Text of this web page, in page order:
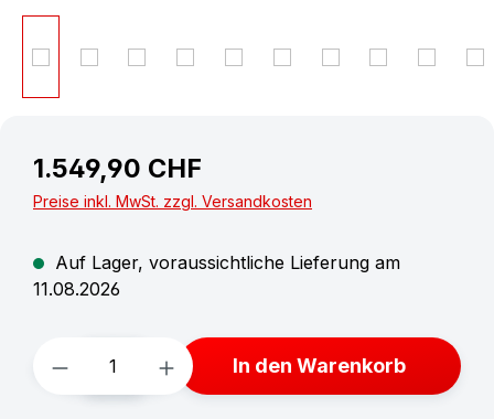
1.549,90 CHF
Preise inkl. MwSt. zzgl. Versandkosten
Auf Lager, voraussichtliche Lieferung am
11.08.2026
Produkt Anzahl: Gib den
In den Warenkorb